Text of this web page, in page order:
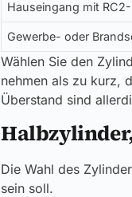
Hauseingang mit
Gewerbe- oder
Wählen Sie den
nehmen als zu kurz,
Überstand sind
Die Wahl des
sein soll.